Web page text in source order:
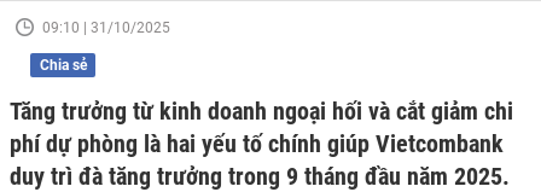
09:10 | 31/10/2025
Chia sẻ
Tăng trưởng từ kinh doanh ngoại hối và cắt giảm chi
phí dự phòng là hai yếu tố chính giúp Vietcombank
duy trì đà tăng trưởng trong 9 tháng đầu năm 2025.